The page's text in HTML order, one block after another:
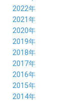
10月 (8)
09月 (8)
08月 (9)
07月 (7)
06月 (9)
05月 (8)
04月 (8)
03月 (9)
02月 (8)
01月 (8)
11月 (9)
10月 (8)
09月 (9)
08月 (7)
07月 (8)
06月 (8)
05月 (8)
04月 (8)
03月 (8)
02月 (9)
12月 (8)
11月 (8)
10月 (8)
09月 (8)
08月 (9)
07月 (9)
06月 (8)
05月 (9)
04月 (9)
03月 (8)
2022年
12月 (9)
11月 (5)
10月 (4)
09月 (5)
08月 (4)
07月 (4)
06月 (5)
05月 (5)
04月 (2)
2021年
12月 (6)
11月 (4)
10月 (3)
09月 (7)
08月 (5)
07月 (4)
06月 (6)
05月 (6)
2020年
12月 (3)
11月 (6)
10月 (7)
09月 (7)
08月 (5)
07月 (5)
06月 (7)
2019年
12月 (9)
11月 (5)
10月 (7)
09月 (11)
08月 (6)
07月 (5)
2018年
12月 (6)
11月 (7)
10月 (6)
09月 (8)
08月 (4)
2017年
12月 (6)
11月 (4)
10月 (5)
2016年
12月 (7)
11月 (4)
2015年
12月 (6)
2014年